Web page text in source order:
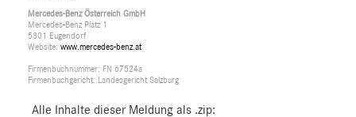
Mercedes-Benz Österreich GmbH
Mercedes-Benz Platz 1
5301 Eugendorf
Website: www.mercedes-benz.at
Firmenbuchnummer: FN 67524a
Firmenbuchgericht: Landesgericht Salzburg
Alle Inhalte dieser Meldung als .zip: